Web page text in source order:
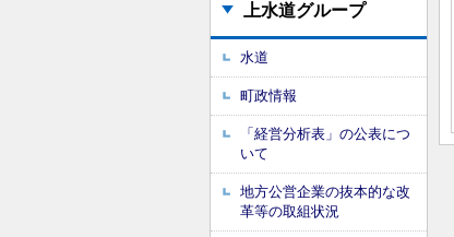
上水道グループ
水道
町政情報
「経営分析表」の公表につ
いて
地方公営企業の抜本的な改
革等の取組状況